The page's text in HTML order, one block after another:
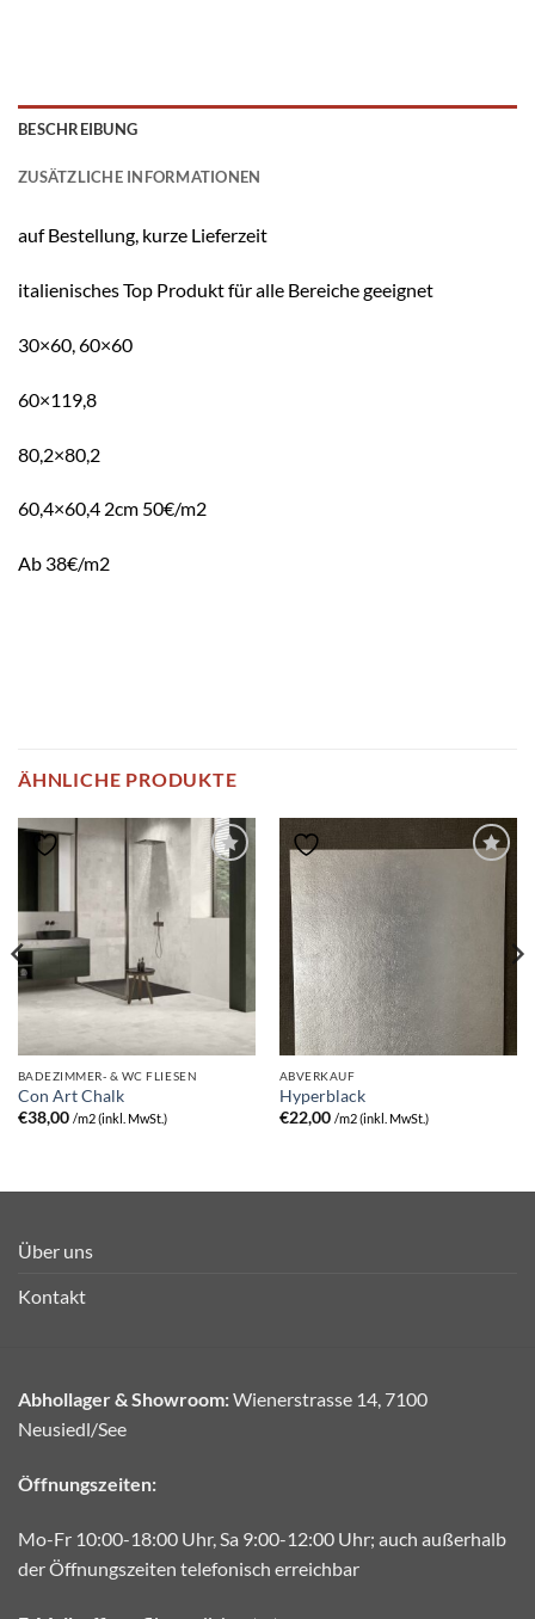
BESCHREIBUNG
ZUSÄTZLICHE INFORMATIONEN
auf Bestellung, kurze Lieferzeit
italienisches Top Produkt für alle Bereiche geeignet
30×60, 60×60
60×119,8
80,2×80,2
60,4×60,4 2cm 50€/m2
Ab 38€/m2
ÄHNLICHE PRODUKTE
BADEZIMMER- & WC FLIESEN
Con Art Chalk
€38,00 /m2 (inkl. MwSt.)
ABVERKAUF
Hyperblack
€22,00 /m2 (inkl. MwSt.)
Über uns
Kontakt
Abhollager & Showroom:Wienerstrasse 14, 7100
Neusiedl/See
Öffnungszeiten:
Mo-Fr 10:00-18:00 Uhr, Sa 9:00-12:00 Uhr; auch außerhalb
der Öffnungszeiten telefonisch erreichbar